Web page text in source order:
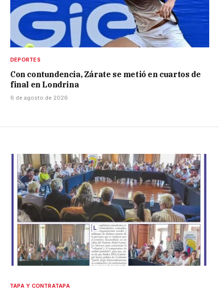
DEPORTES
Con contundencia, Zárate se metió en cuartos de
final en Londrina
6 de agosto de 2026
TAPA Y CONTRATAPA